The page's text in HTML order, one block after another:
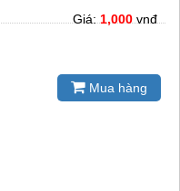
Giá: 1,000 vnđ
Mua hàng